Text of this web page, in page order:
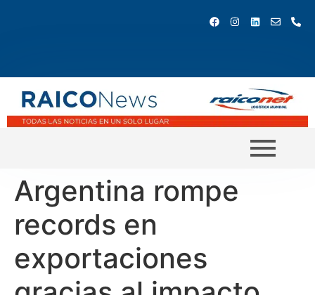
Argentina rompe
records en
exportaciones